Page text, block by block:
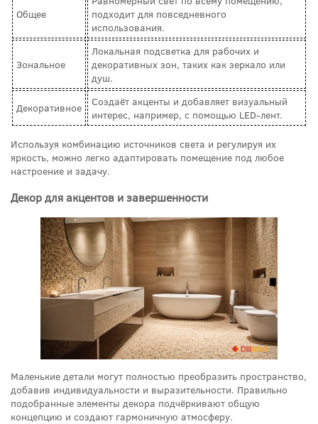
Общее
подходит для повседневного
использования.
Зональное
Локальная подсветка для рабочих и
декоративных зон, таких как зеркало или
душ.
Декоративное
Создаёт акценты и добавляет визуальный
интерес, например, с помощью LED-лент.
Используя комбинацию источников света и регулируя их
яркость, можно легко адаптировать помещение под любое
настроение и задачу.
Декор для акцентов и завершенности
Маленькие детали могут полностью преобразить пространство,
добавив индивидуальности и выразительности. Правильно
подобранные элементы декора подчёркивают общую
концепцию и создают гармоничную атмосферу.